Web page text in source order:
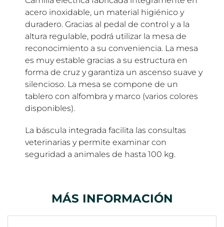
acero inoxidable, un material higiénico y
duradero. Gracias al pedal de control y a la
altura regulable, podrá utilizar la mesa de
reconocimiento a su conveniencia. La mesa
es muy estable gracias a su estructura en
forma de cruz y garantiza un ascenso suave y
silencioso. La mesa se compone de un
tablero con alfombra y marco (varios colores
disponibles).
La báscula integrada facilita las consultas
veterinarias y permite examinar con
seguridad a animales de hasta 100 kg.
MÁS INFORMACIÓN